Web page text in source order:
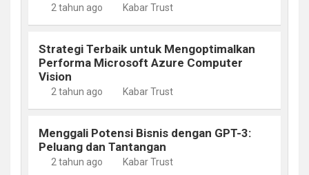
2 tahun ago Kabar Trust
Strategi Terbaik untuk Mengoptimalkan
Performa Microsoft Azure Computer
Vision
2 tahun ago Kabar Trust
Menggali Potensi Bisnis dengan GPT-3:
Peluang dan Tantangan
2 tahun ago Kabar Trust